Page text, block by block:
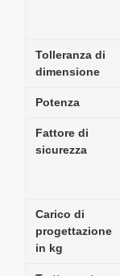
Tolleranza di
dimensione
Potenza
Fattore di
sicurezza
Carico di
progettazione
in kg